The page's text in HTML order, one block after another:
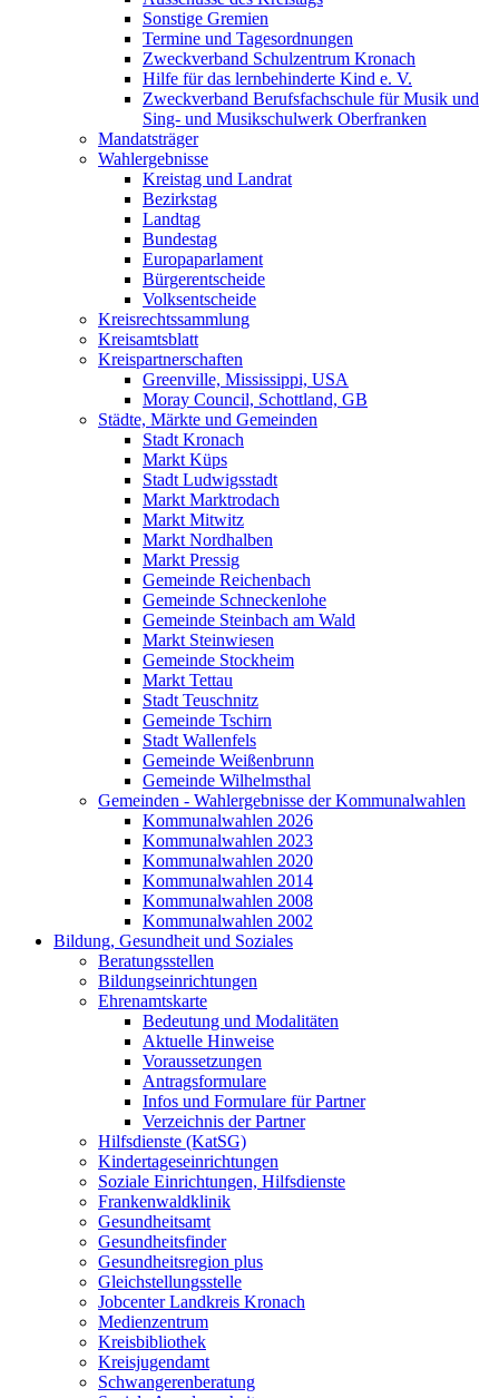
Sonstige Gremien
Termine und Tagesordnungen
Zweckverband Schulzentrum Kronach
Hilfe für das lernbehinderte Kind e. V.
Zweckverband Berufsfachschule für Musik und
Sing- und Musikschulwerk Oberfranken
Mandatsträger
Wahlergebnisse
Kreistag und Landrat
Bezirkstag
Landtag
Bundestag
Europaparlament
Bürgerentscheide
Volksentscheide
Kreisrechtssammlung
Kreisamtsblatt
Kreispartnerschaften
Greenville, Mississippi, USA
Moray Council, Schottland, GB
Städte, Märkte und Gemeinden
Stadt Kronach
Markt Küps
Stadt Ludwigsstadt
Markt Marktrodach
Markt Mitwitz
Markt Nordhalben
Markt Pressig
Gemeinde Reichenbach
Gemeinde Schneckenlohe
Gemeinde Steinbach am Wald
Markt Steinwiesen
Gemeinde Stockheim
Markt Tettau
Stadt Teuschnitz
Gemeinde Tschirn
Stadt Wallenfels
Gemeinde Weißenbrunn
Gemeinde Wilhelmsthal
Gemeinden - Wahlergebnisse der Kommunalwahlen
Kommunalwahlen 2026
Kommunalwahlen 2023
Kommunalwahlen 2020
Kommunalwahlen 2014
Kommunalwahlen 2008
Kommunalwahlen 2002
Bildung, Gesundheit und Soziales
Beratungsstellen
Bildungseinrichtungen
Ehrenamtskarte
Bedeutung und Modalitäten
Aktuelle Hinweise
Voraussetzungen
Antragsformulare
Infos und Formulare für Partner
Verzeichnis der Partner
Hilfsdienste (KatSG)
Kindertageseinrichtungen
Soziale Einrichtungen, Hilfsdienste
Frankenwaldklinik
Gesundheitsamt
Gesundheitsfinder
Gesundheitsregion plus
Gleichstellungsstelle
Jobcenter Landkreis Kronach
Medienzentrum
Kreisbibliothek
Kreisjugendamt
Schwangerenberatung